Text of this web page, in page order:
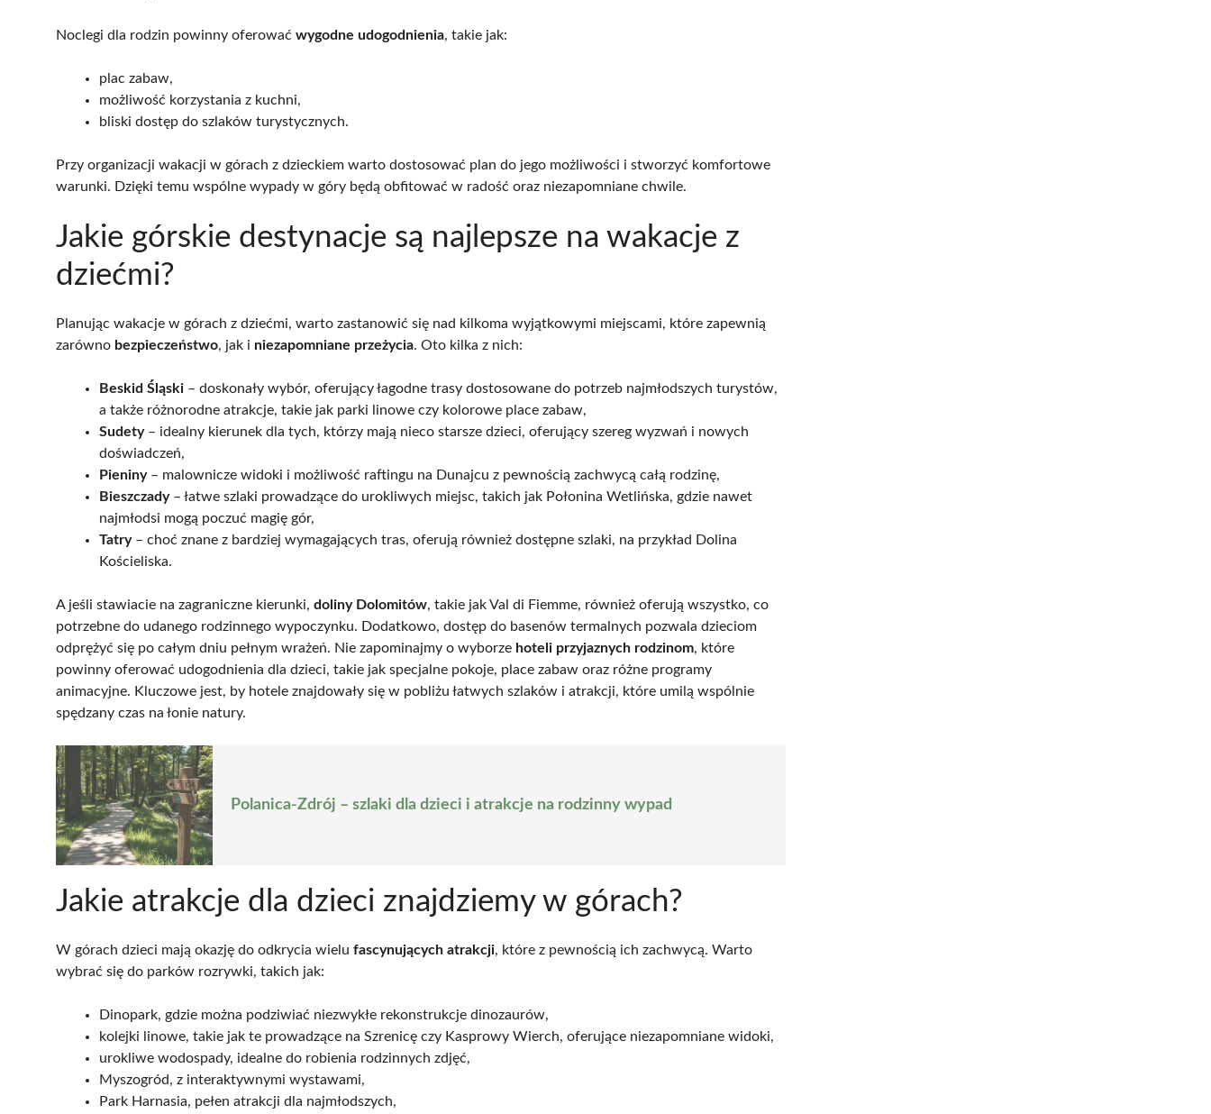
Noclegi dla rodzin powinny oferować wygodne udogodnienia, takie jak:
plac zabaw,
możliwość korzystania z kuchni,
bliski dostęp do szlaków turystycznych.
Przy organizacji wakacji w górach z dzieckiem warto dostosować plan do jego możliwości i stworzyć komfortowe
warunki. Dzięki temu wspólne wypady w góry będą obfitować w radość oraz niezapomniane chwile.
Jakie górskie destynacje są najlepsze na wakacje z
dziećmi?
Planując wakacje w górach z dziećmi, warto zastanowić się nad kilkoma wyjątkowymi miejscami, które zapewnią
zarówno bezpieczeństwo, jak i niezapomniane przeżycia. Oto kilka z nich:
Beskid Śląski – doskonały wybór, oferujący łagodne trasy dostosowane do potrzeb najmłodszych turystów,
a także różnorodne atrakcje, takie jak parki linowe czy kolorowe place zabaw,
Sudety– idealny kierunek dla tych, którzy mają nieco starsze dzieci, oferujący szereg wyzwań i nowych
doświadczeń,
Pieniny– malownicze widoki i możliwość raftingu na Dunajcu z pewnością zachwycą całą rodzinę,
Bieszczady– łatwe szlaki prowadzące do urokliwych miejsc, takich jak Połonina Wetlińska, gdzie nawet
najmłodsi mogą poczuć magię gór,
Tatry– choć znane z bardziej wymagających tras, oferują również dostępne szlaki, na przykład Dolina
Kościeliska.
A jeśli stawiacie na zagraniczne kierunki, doliny Dolomitów, takie jak Val di Fiemme, również oferują wszystko, co
potrzebne do udanego rodzinnego wypoczynku. Dodatkowo, dostęp do basenów termalnych pozwala dzieciom
odprężyć się po całym dniu pełnym wrażeń. Nie zapominajmy o wyborze hoteli przyjaznych rodzinom, które
powinny oferować udogodnienia dla dzieci, takie jak specjalne pokoje, place zabaw oraz różne programy
animacyjne. Kluczowe jest, by hotele znajdowały się w pobliżu łatwych szlaków i atrakcji, które umilą wspólnie
spędzany czas na łonie natury.
Polanica-Zdrój – szlaki dla dzieci i atrakcje na rodzinny wypad
Jakie atrakcje dla dzieci znajdziemy w górach?
W górach dzieci mają okazję do odkrycia wielu fascynujących atrakcji, które z pewnością ich zachwycą. Warto
wybrać się do parków rozrywki, takich jak:
Dinopark, gdzie można podziwiać niezwykłe rekonstrukcje dinozaurów,
kolejki linowe, takie jak te prowadzące na Szrenicę czy Kasprowy Wierch, oferujące niezapomniane widoki,
urokliwe wodospady, idealne do robienia rodzinnych zdjęć,
Myszogród, z interaktywnymi wystawami,
Park Harnasia, pełen atrakcji dla najmłodszych,